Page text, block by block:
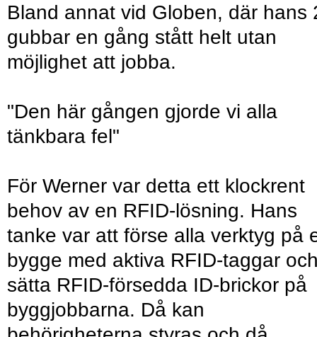
Bland annat vid Globen, där hans
gubbar en gång stått helt utan
möjlighet att jobba.
"Den här gången gjorde vi alla
tänkbara fel"
För Werner var detta ett klockrent
behov av en RFID-lösning. Hans
tanke var att förse alla verktyg på
bygge med aktiva RFID-taggar
sätta RFID-försedda ID-brickor på
byggjobbarna. Då kan